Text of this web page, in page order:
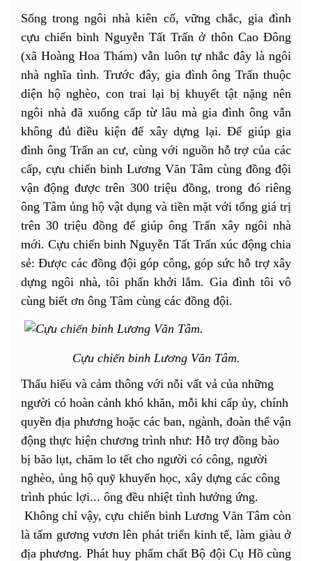
Sống trong ngôi nhà kiên cố, vững chắc, gia đình
cựu chiến binh Nguyễn Tất Trấn ở thôn Cao Đông
(xã Hoàng Hoa Thám) vẫn luôn tự nhắc đây là ngôi
nhà nghĩa tình. Trước đây, gia đình ông Trấn thuộc
diện hộ nghèo, con trai lại bị khuyết tật nặng nên
ngôi nhà đã xuống cấp từ lâu mà gia đình ông vẫn
không đủ điều kiện để xây dựng lại. Để giúp gia
đình ông Trấn an cư, cùng với nguồn hỗ trợ của các
cấp, cựu chiến binh Lương Văn Tâm cùng đồng đội
vận động được trên 300 triệu đồng, trong đó riêng
ông Tâm ủng hộ vật dụng và tiền mặt với tổng giá trị
trên 30 triệu đồng để giúp ông Trấn xây ngôi nhà
mới. Cựu chiến binh Nguyễn Tất Trấn xúc động chia
sẻ: Được các đồng đội góp công, góp sức hỗ trợ xây
dựng ngôi nhà, tôi phấn khởi lắm. Gia đình tôi vô
cùng biết ơn ông Tâm cùng các đồng đội.
Cựu chiến binh Lương Văn Tâm.
Thấu hiểu và cảm thông với nỗi vất vả của những
người có hoàn cảnh khó khăn, mỗi khi cấp ủy, chính
quyền địa phương hoặc các ban, ngành, đoàn thể vận
động thực hiện chương trình như: Hỗ trợ đồng bào
bị bão lụt, chăm lo tết cho người có công, người
nghèo, ủng hộ quỹ khuyến học, xây dựng các công
trình phúc lợi... ông đều nhiệt tình hưởng ứng.
Không chỉ vậy, cựu chiến binh Lương Văn Tâm còn
là tấm gương vươn lên phát triển kinh tế, làm giàu ở
địa phương. Phát huy phẩm chất Bộ đội Cụ Hồ cùng